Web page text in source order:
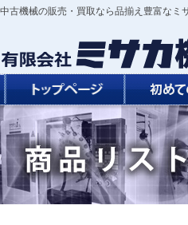
中古機械の販売・買取なら品揃え豊富な